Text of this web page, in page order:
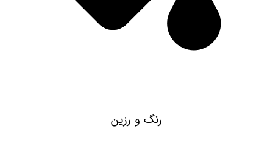
رنگ و رزین